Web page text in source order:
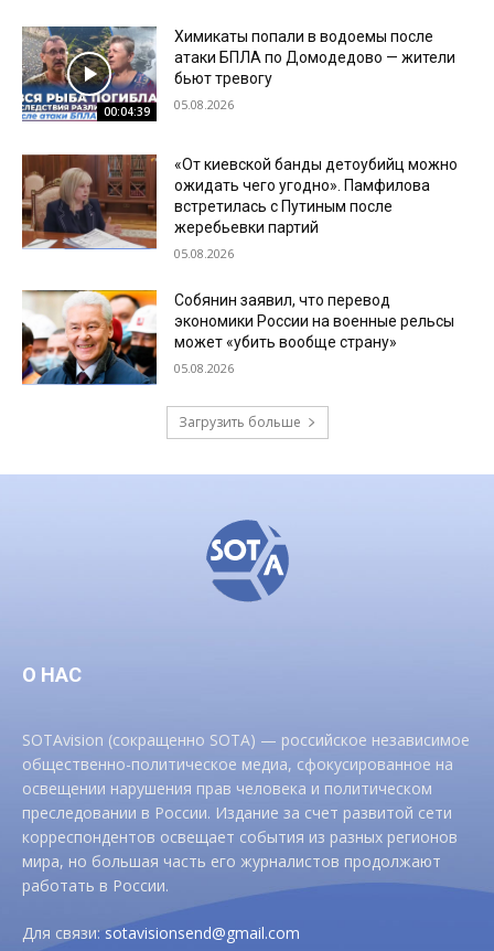
00:04:39
Химикаты попали в водоемы после
атаки БПЛА по Домодедово — жители
бьют тревогу
05.08.2026
«От киевской банды детоубийц можно
ожидать чего угодно». Памфилова
встретилась с Путиным после
жеребьевки партий
05.08.2026
Собянин заявил, что перевод
экономики России на военные рельсы
может «убить вообще страну»
05.08.2026
Загрузить больше
О НАС
SOTAvision (сокращенно SOTA) — российское независимое
общественно-политическое медиа, сфокусированное на
освещении нарушения прав человека и политическом
преследовании в России. Издание за счет развитой сети
корреспондентов освещает события из разных регионов
мира, но большая часть его журналистов продолжают
работать в России.
Для связи:sotavisionsend@gmail.com